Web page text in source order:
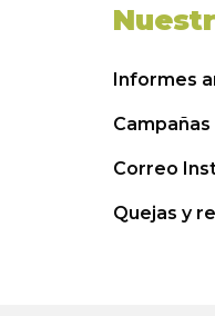
Informes
Correo
Quejas y